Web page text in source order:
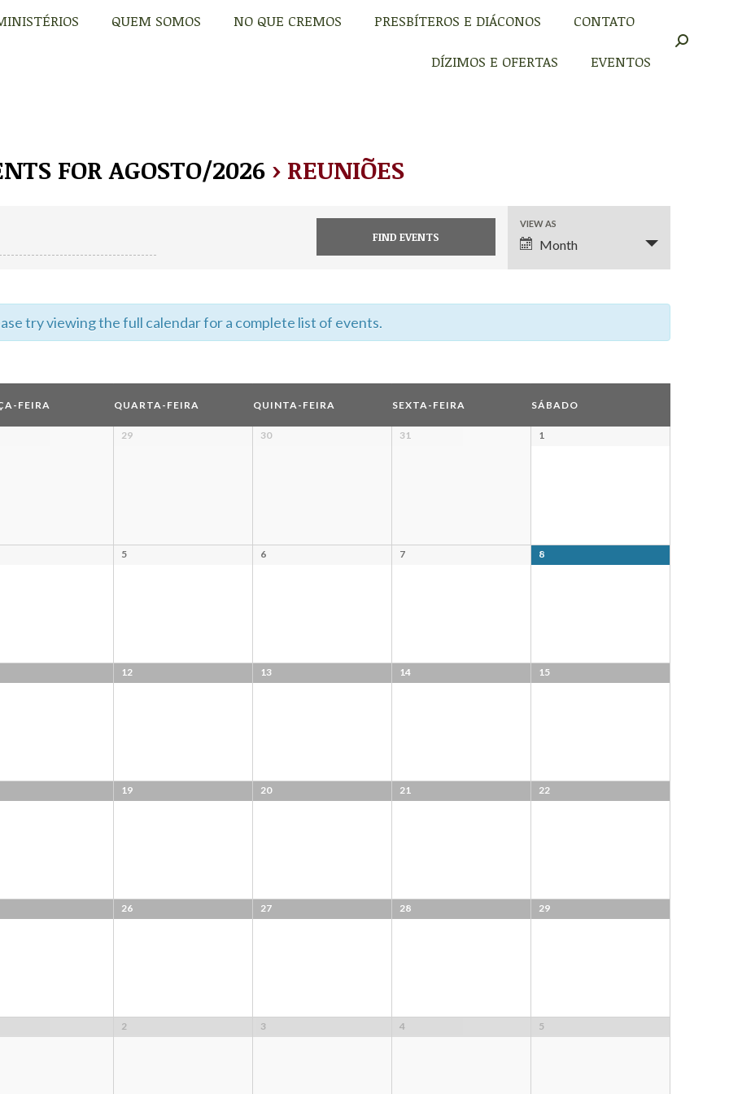
QUEM SOMOS NO QUE CREMOS PRESBÍTEROS E DIÁCONOS CONTATO
DÍZIMOS E OFERTAS EVENTOS
Buscar
FOR AGOSTO/2026 › REUNIÕES
EVENT
VIEWS
NAVIGATION
VIEW AS
Month
try viewing the full calendar for a complete list of events.
FEIRA QUARTA-FEIRA QUINTA-FEIRA SEXTA-FEIRA SÁBADO
29 30 31 1
5 6 7 8
12 13 14 15
19 20 21 22
26 27 28 29
2 3 4 5
QUEM SOMOS NO QUE CREMOS PRESBÍTEROS E DIÁCONOS
CONTATO
DÍZIMOS E OFERTAS
Buscar